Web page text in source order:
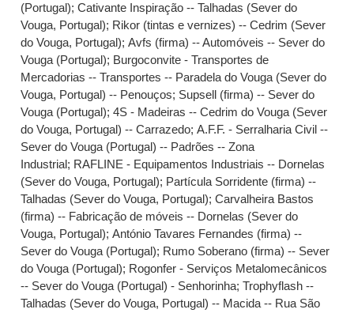
(Portugal);Cativante Inspiração -- Talhadas (Sever do
Vouga, Portugal); Rikor (tintas e vernizes) -- Cedrim (Sever
do Vouga, Portugal);Avfs (firma) -- Automóveis -- Sever do
Vouga (Portugal); Burgoconvite - Transportes de
Mercadorias -- Transportes -- Paradela do Vouga (Sever do
Vouga, Portugal) -- Penouços; Supsell (firma) -- Sever do
Vouga (Portugal);4S - Madeiras -- Cedrim do Vouga (Sever
do Vouga, Portugal) -- Carrazedo;A.F.F. - Serralharia Civil --
Sever do Vouga (Portugal) -- Padrões -- Zona
Industrial; RAFLINE - Equipamentos Industriais -- Dornelas
(Sever do Vouga, Portugal); Partícula Sorridente (firma) --
Talhadas (Sever do Vouga, Portugal);Carvalheira Bastos
(firma) -- Fabricação de móveis -- Dornelas (Sever do
Vouga, Portugal);António Tavares Fernandes (firma) --
Sever do Vouga (Portugal); Rumo Soberano (firma) -- Sever
do Vouga (Portugal); Rogonfer - Serviços Metalomecânicos
-- Sever do Vouga (Portugal) - Senhorinha;Trophyflash --
Talhadas (Sever do Vouga, Portugal) -- Macida -- Rua São